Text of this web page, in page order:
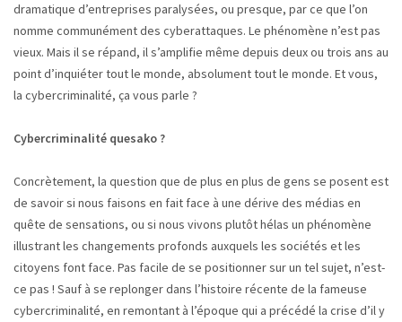
dramatique d’entreprises paralysées, ou presque, par ce que l’on
nomme communément des cyberattaques. Le phénomène n’est pas
vieux. Mais il se répand, il s’amplifie même depuis deux ou trois ans au
point d’inquiéter tout le monde, absolument tout le monde. Et vous,
la cybercriminalité, ça vous parle ?
Cybercriminalité quesako ?
Concrètement, la question que de plus en plus de gens se posent est
de savoir si nous faisons en fait face à une dérive des médias en
quête de sensations, ou si nous vivons plutôt hélas un phénomène
illustrant les changements profonds auxquels les sociétés et les
citoyens font face. Pas facile de se positionner sur un tel sujet, n’est-
ce pas ! Sauf à se replonger dans l’histoire récente de la fameuse
cybercriminalité, en remontant à l’époque qui a précédé la crise d’il y